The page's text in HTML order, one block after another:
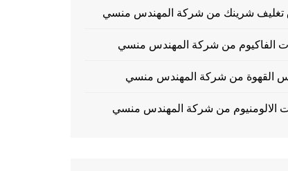
تغليف شرينك من شركة المهندس منسي
الفاكيوم من شركة المهندس منسي
القهوة من شركة المهندس منسي
الالومنيوم من شركة المهندس منسي